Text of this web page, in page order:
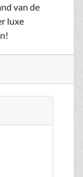
van de
luxe